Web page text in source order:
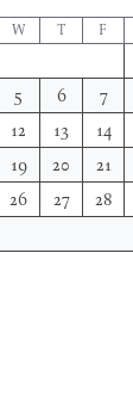
W T F
5 6 7
12 13 14
19 20 21
26 27 28